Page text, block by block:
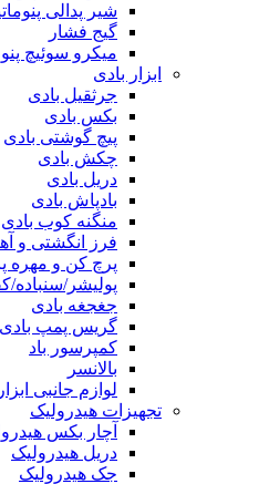
شیر پدالی
گیج فشار
میکرو سوئیچ
ابزار بادی
جرثقیل بادی
بکس بادی
پیچ گوشتی بادی
چکش بادی
دریل بادی
بادپاش بادی
منگنه کوب بادی
فرز انگشتی و
پرچ کن و مهره
پولیشر/
جغجغه بادی
گریس پمپ بادی
کمپرسور باد
بالانسر
لوازم جانبی
تجهیزات هیدرولیک
آچار بکس
دریل هیدرولیک
جک هیدرولیک